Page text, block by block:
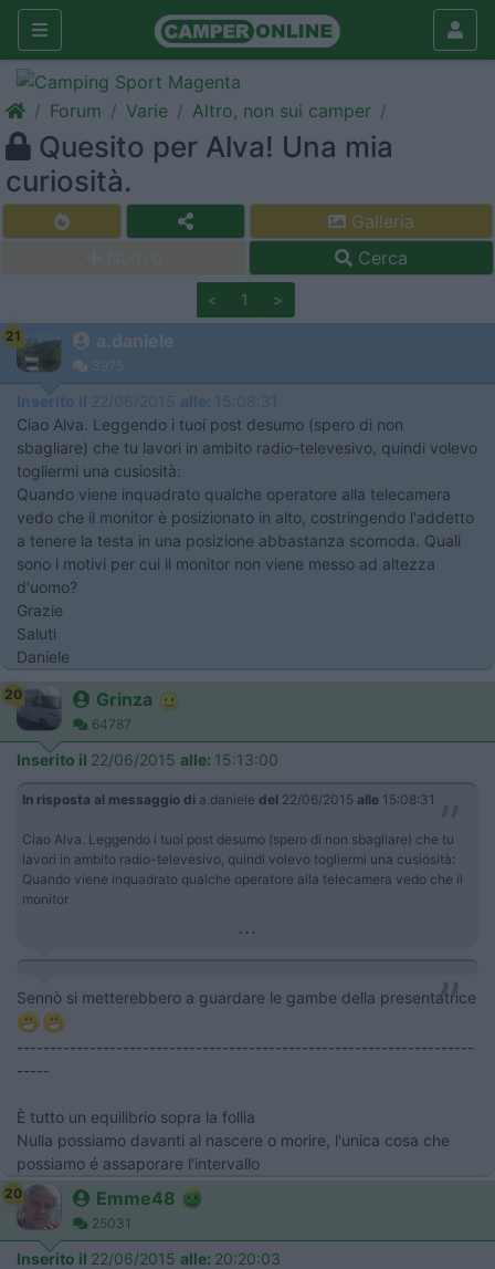
Forum Varie Altro, non sui camper
Quesito per Alva! Una mia
curiosità.
Galleria
Cerca
< 1 >
21 a.daniele
3975
Inserito il 22/06/2015 alle: 15:08:31
Ciao Alva. Leggendo i tuoi post desumo (spero di non
sbagliare) che tu lavori in ambito radio-televesivo, quindi volevo
togliermi una cusiosità:
Quando viene inquadrato qualche operatore alla telecamera
vedo che il monitor è posizionato in alto, costringendo l'addetto
a tenere la testa in una posizione abbastanza scomoda. Quali
sono i motivi per cui il monitor non viene messo ad altezza
d'uomo?
Grazie
Saluti
Daniele
20 Grinza
64787
Inserito il 22/06/2015 alle: 15:13:00
In risposta al messaggio di a.daniele del 22/06/2015 alle 15:08:31
Ciao Alva. Leggendo i tuoi post desumo (spero di non sbagliare) che tu
lavori in ambito radio-televesivo, quindi volevo togliermi una cusiosità:
Quando viene inquadrato qualche operatore alla telecamera vedo che il
monitor
...
Sennò si metterebbero a guardare le gambe della presentatrice
---------------------------------------------------------------------
-----
È tutto un equilibrio sopra la follia
Nulla possiamo davanti al nascere o morire, l'unica cosa che
possiamo é assaporare l'intervallo
20 Emme48
25031
Inserito il 22/06/2015 alle: 20:20:03